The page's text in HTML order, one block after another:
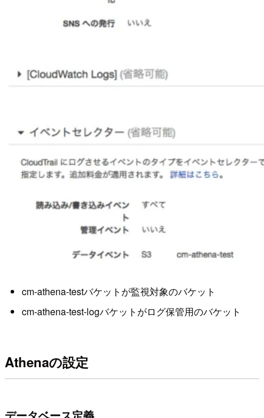
cm-athena-testバケットが監視対象のバケット
cm-athena-test-logバケットがログ保管用のバケット
Athenaの設定